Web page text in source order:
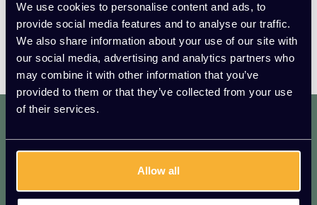
We use cookies to personalise content and ads, to
provide social media features and to analyse our traffic.
We also share information about your use of our site with
our social media, advertising and analytics partners who
may combine it with other information that you’ve
provided to them or that they’ve collected from your use
of their services.
Allow all
Daarnaast houdt Pols Potten zich ook erg veel bezig met
vernieuwende en onconventionele designs. Zoek jij nog
unieke designs? Kijk dan zeker of jij iets ziet in de Pols
Potten collectie wat jou bevalt.
dat. werkt. lekker.
Meld je aan voor onze nieuwsbrief!